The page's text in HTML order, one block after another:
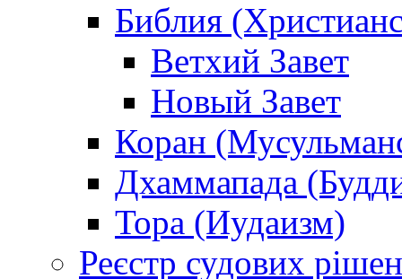
Библия
Ветхий Завет
Новый Завет
Коран
Дхаммапада
Тора (Иудаизм)
Реєстр судових